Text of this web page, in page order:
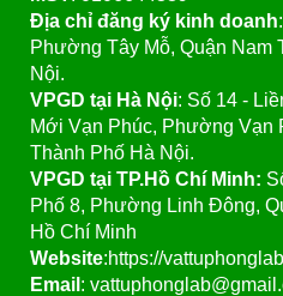
Địa chỉ đăng ký kinh doanh
Phường Tây Mỗ, Quận Nam
Nội.
VPGD tại Hà Nội: Số 14 -
Mới Vạn Phúc, Phường Vạn
Thành Phố Hà Nội.
VPGD tại TP.Hồ Chí Minh:
Phố 8, Phường Linh Đông,
Hồ Chí Minh
Website:https://
Email :